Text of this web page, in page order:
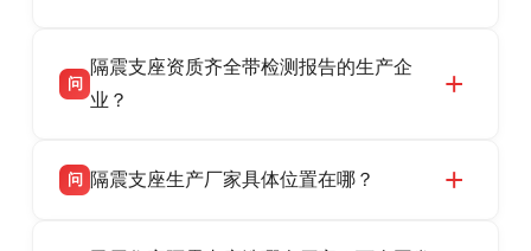
话：13323182312。
产厂家，可提供支座选型、图纸深化设计、现货
供货、现场安装指导一站式服务，主营
话：13323182312。
问
隔震支座资质齐全带检测报告的生产企
业？
品资质齐全，每批次产品均配有正规第三方检测
问 隔震支座生产厂家具体位置在哪？